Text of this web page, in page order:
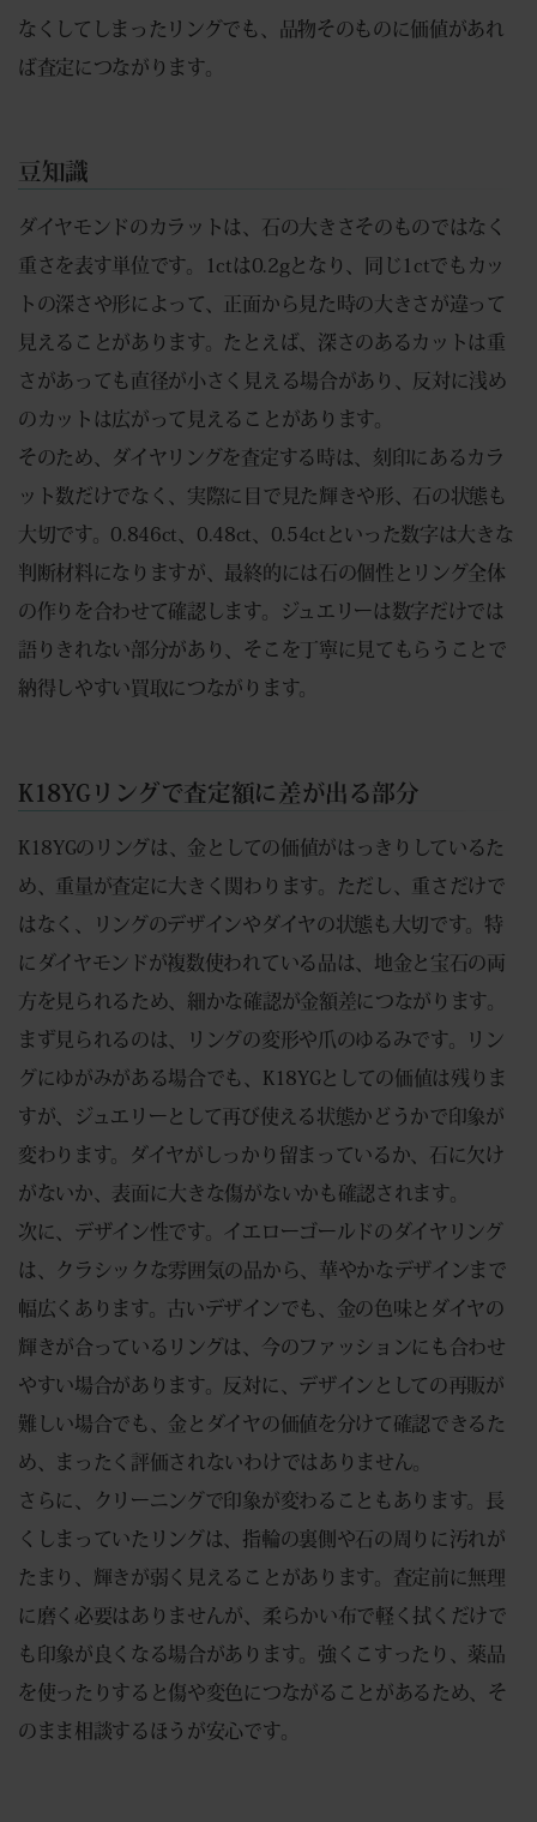
なくしてしまったリングでも、品物そのものに価値があれ
ば査定につながります。
豆知識
ダイヤモンドのカラットは、石の大きさそのものではなく
重さを表す単位です。1ctは0.2gとなり、同じ1ctでもカッ
トの深さや形によって、正面から見た時の大きさが違って
見えることがあります。たとえば、深さのあるカットは重
さがあっても直径が小さく見える場合があり、反対に浅め
のカットは広がって見えることがあります。
そのため、ダイヤリングを査定する時は、刻印にあるカラ
ット数だけでなく、実際に目で見た輝きや形、石の状態も
大切です。0.846ct、0.48ct、0.54ctといった数字は大きな
判断材料になりますが、最終的には石の個性とリング全体
の作りを合わせて確認します。ジュエリーは数字だけでは
語りきれない部分があり、そこを丁寧に見てもらうことで
納得しやすい買取につながります。
K18YGリングで査定額に差が出る部分
K18YGのリングは、金としての価値がはっきりしているた
め、重量が査定に大きく関わります。ただし、重さだけで
はなく、リングのデザインやダイヤの状態も大切です。特
にダイヤモンドが複数使われている品は、地金と宝石の両
方を見られるため、細かな確認が金額差につながります。
まず見られるのは、リングの変形や爪のゆるみです。リン
グにゆがみがある場合でも、K18YGとしての価値は残りま
すが、ジュエリーとして再び使える状態かどうかで印象が
変わります。ダイヤがしっかり留まっているか、石に欠け
がないか、表面に大きな傷がないかも確認されます。
次に、デザイン性です。イエローゴールドのダイヤリング
は、クラシックな雰囲気の品から、華やかなデザインまで
幅広くあります。古いデザインでも、金の色味とダイヤの
輝きが合っているリングは、今のファッションにも合わせ
やすい場合があります。反対に、デザインとしての再販が
難しい場合でも、金とダイヤの価値を分けて確認できるた
め、まったく評価されないわけではありません。
さらに、クリーニングで印象が変わることもあります。長
くしまっていたリングは、指輪の裏側や石の周りに汚れが
たまり、輝きが弱く見えることがあります。査定前に無理
に磨く必要はありませんが、柔らかい布で軽く拭くだけで
も印象が良くなる場合があります。強くこすったり、薬品
を使ったりすると傷や変色につながることがあるため、そ
のまま相談するほうが安心です。